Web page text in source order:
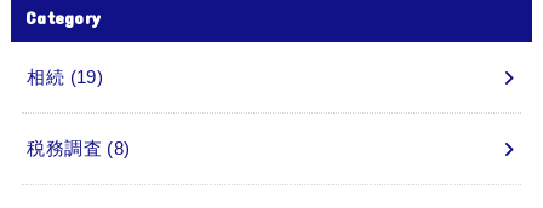
Category
相続 (19)
税務調査 (8)